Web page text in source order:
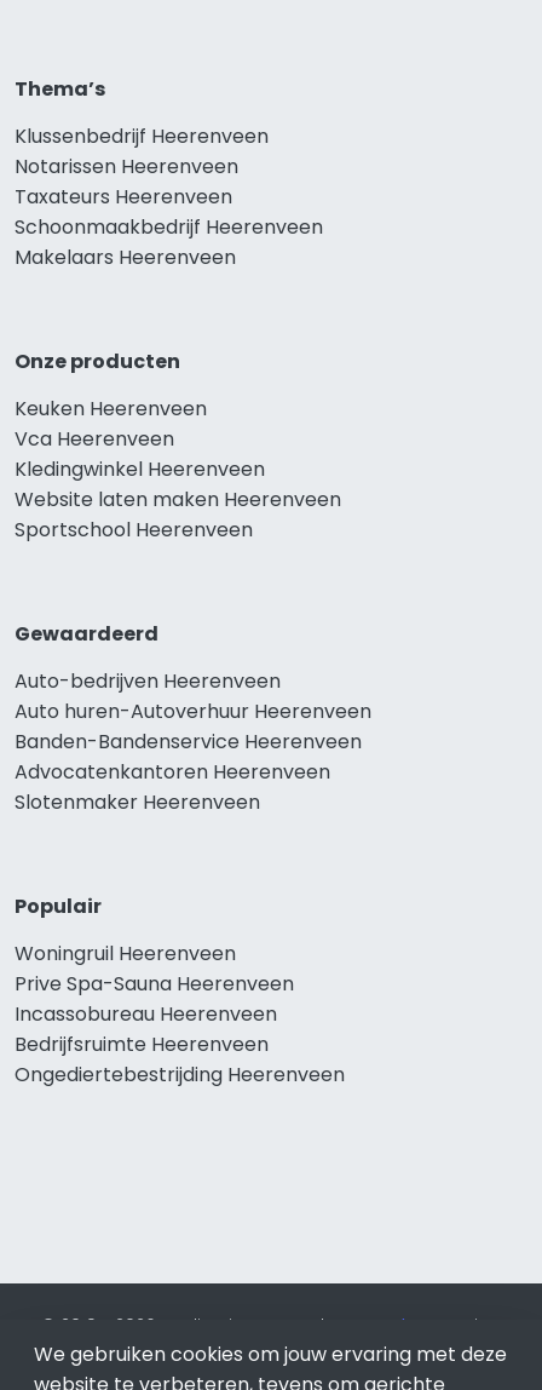
Thema’s
Klussenbedrijf Heerenveen
Notarissen Heerenveen
Taxateurs Heerenveen
Schoonmaakbedrijf Heerenveen
Makelaars Heerenveen
Onze producten
Keuken Heerenveen
Vca Heerenveen
Kledingwinkel Heerenveen
Website laten maken Heerenveen
Sportschool Heerenveen
Gewaardeerd
Auto-bedrijven Heerenveen
Auto huren-Autoverhuur Heerenveen
Banden-Bandenservice Heerenveen
Advocatenkantoren Heerenveen
Slotenmaker Heerenveen
Populair
Woningruil Heerenveen
Prive Spa-Sauna Heerenveen
Incassobureau Heerenveen
Bedrijfsruimte Heerenveen
Ongediertebestrijding Heerenveen
© 2019 - 2026 Realisatie en SEO door SEO-bureau
Lion
Internet. Betaal alleen voor bewezen resultaten?SEO
optimalisatie No Cure No Pay.Heerenveenis onderdeel van
We gebruiken cookies om jouw ervaring met deze